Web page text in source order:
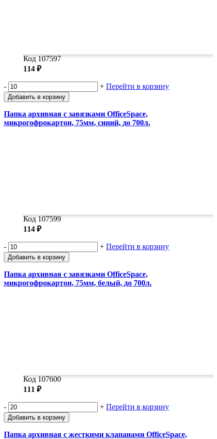
Код 107597
114 ₽
- + Перейти в корзину
Добавить в корзину
Папка архивная с завязками OfficeSpace,
микрогофрокартон, 75мм, синий, до 700л.
Код 107599
114 ₽
- + Перейти в корзину
Добавить в корзину
Папка архивная с завязками OfficeSpace,
микрогофрокартон, 75мм, белый, до 700л.
Код 107600
111 ₽
- + Перейти в корзину
Добавить в корзину
Папка архивная с жесткими клапанами OfficeSpace,